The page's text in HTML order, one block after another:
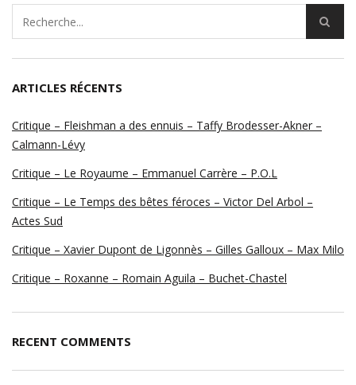
ARTICLES RÉCENTS
Critique – Fleishman a des ennuis – Taffy Brodesser-Akner –
Calmann-Lévy
Critique – Le Royaume – Emmanuel Carrère – P.O.L
Critique – Le Temps des bêtes féroces – Victor Del Arbol –
Actes Sud
Critique – Xavier Dupont de Ligonnès – Gilles Galloux – Max Milo
Critique – Roxanne – Romain Aguila – Buchet-Chastel
RECENT COMMENTS